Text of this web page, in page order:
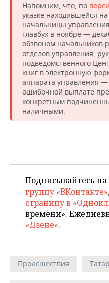
Напомним, что, по
указке находившейся
начальницы
главбух в ноябре —
обзвоном начальников
отделов управления,
подведомственного
книг в электронную
аппарата управления
ошибочной выплате
конкретным
наличными.
Подписывайтесь на
группу «ВКонтакте»
страницу в
времени».
«Дзене».
Происшествия